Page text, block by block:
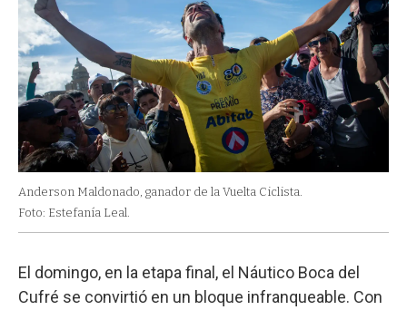
Anderson Maldonado, ganador de la Vuelta Ciclista.
Foto: Estefanía Leal.
El domingo, en la etapa final, el Náutico Boca del
Cufré se convirtió en un bloque infranqueable. Con